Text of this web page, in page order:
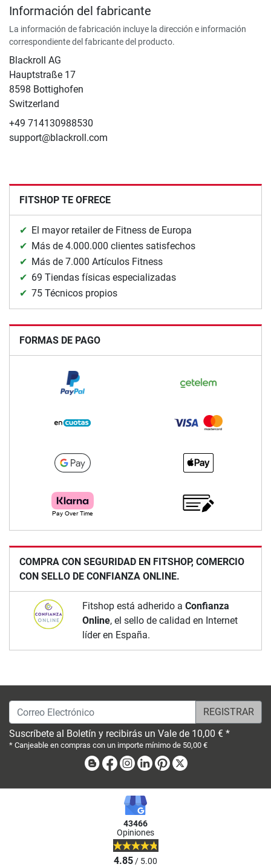
Información del fabricante
La información de fabricación incluye la dirección e información
correspondiente del fabricante del producto.
Blackroll AG
Hauptstraße 17
8598 Bottighofen
Switzerland
+49 714130988530
support@blackroll.com
FITSHOP TE OFRECE
El mayor retailer de Fitness de Europa
Más de 4.000.000 clientes satisfechos
Más de 7.000 Artículos Fitness
69 Tiendas físicas especializadas
75 Técnicos propios
FORMAS DE PAGO
COMPRA CON SEGURIDAD EN FITSHOP, COMERCIO
CON SELLO DE CONFIANZA ONLINE.
Fitshop está adherido a Confianza
Online, el sello de calidad en Internet
líder en España.
Correo Electrónico
Suscríbete al Boletín y recibirás un Vale de 10,00 € *
* Canjeable en compras con un importe mínimo de 50,00 €
BlogFacebook
Instagram
LinkedinPinterest
43466
Opiniones
4.85/ 5.00